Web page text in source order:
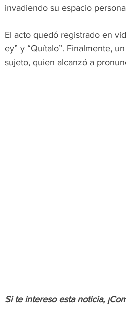
invadiendo su espacio
El acto quedó registrado en
ey” y “Quítalo”. Finalmente,
sujeto, quien alcanzó a
Si te intereso esta noticia,